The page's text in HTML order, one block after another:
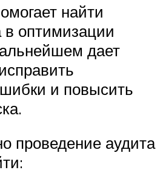
найти
оптимизации
дает
и повысить
проведение аудита